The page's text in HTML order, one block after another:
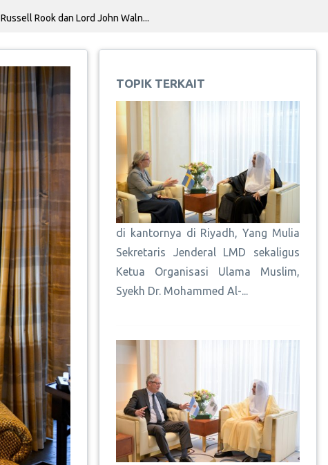
Rook dan Lord John Waln...
TOPIK TERKAIT
di kantornya di Riyadh, Yang Mulia
Sekretaris Jenderal LMD sekaligus
Ketua Organisasi Ulama Muslim,
Syekh Dr. Mohammed Al-...